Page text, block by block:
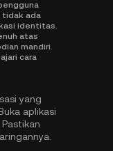
tidak ada
identitas.
atas
mandiri.
cara
yang
aplikasi